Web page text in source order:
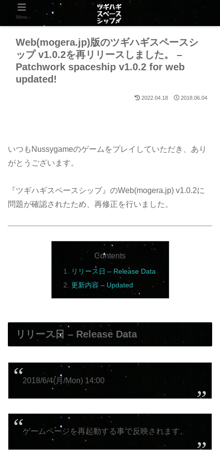
Web(mogera.jp)版のツギハギスペースシ
ップ v1.0.2を再リリースしました。 –
Patchwork spaceship v1.0.2 for web
updated!
2022.04.18 2018.06.04
いつもNussygameのゲームをプレイしていただき、あり
がとうございます。
『ツギハギスペースシップ』のWeb(mogera.jp) v1.0.2に
問題が確認されたため、再修正を行いました。
Contents
リリース日 – Release Data
更新内容 – Updated
リリース日 – Release Data
2018/6/4(月/Mon) 14:00
ゲームページを再起動する事で反映されます。
Menu